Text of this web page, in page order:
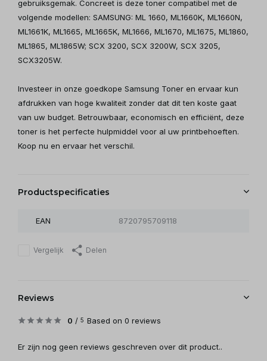
gebruiksgemak. Concreet is deze toner compatibel met de
volgende modellen: SAMSUNG: ML 1660, ML1660K, ML1660N,
ML1661K, ML1665, ML1665K, ML1666, ML1670, ML1675, ML1860,
ML1865, ML1865W; SCX 3200, SCX 3200W, SCX 3205,
SCX3205W.
Investeer in onze goedkope Samsung Toner en ervaar kun
afdrukken van hoge kwaliteit zonder dat dit ten koste gaat
van uw budget. Betrouwbaar, economisch en efficiënt, deze
toner is het perfecte hulpmiddel voor al uw printbehoeften.
Koop nu en ervaar het verschil.
Productspecificaties
EAN 8720795709118
Vergelijk Delen
Reviews
0 / 5 Based on 0 reviews
Er zijn nog geen reviews geschreven over dit product..